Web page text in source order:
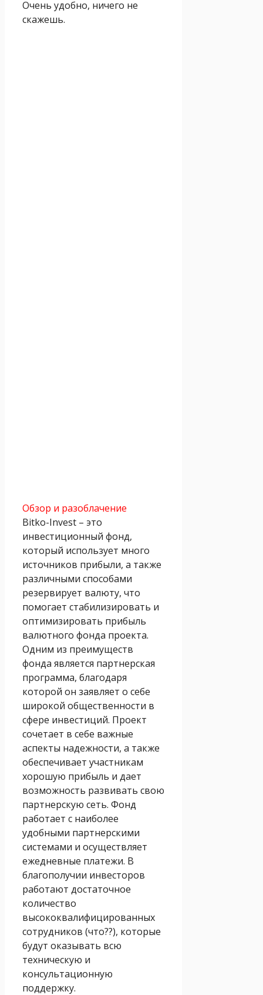
Очень удобно, ничего не
скажешь.
Обзор и разоблачение
Bitko-Invest – это
инвестиционный фонд,
который использует много
источников прибыли, а также
различными способами
резервирует валюту, что
помогает стабилизировать и
оптимизировать прибыль
валютного фонда проекта.
Одним из преимуществ
фонда является партнерская
программа, благодаря
которой он заявляет о себе
широкой общественности в
сфере инвестиций. Проект
сочетает в себе важные
аспекты надежности, а также
обеспечивает участникам
хорошую прибыль и дает
возможность развивать свою
партнерскую сеть. Фонд
работает с наиболее
удобными партнерскими
системами и осуществляет
ежедневные платежи. В
благополучии инвесторов
работают достаточное
количество
высококвалифицированных
сотрудников (что??), которые
будут оказывать всю
техническую и
консультационную
поддержку.